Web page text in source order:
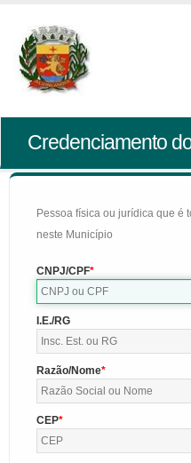
Credenciamento
Pessoa física ou jurídica que é
neste Município
CNPJ/CPF
I.E./RG
Razão/Nome
CEP